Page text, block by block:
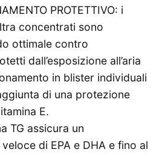
PROTETTIVO: i
concentrati sono
ottimale contro
dall’esposizione all’aria
in blister individuali
di una protezione
E.
TG assicura un
di EPA e DHA e fino al